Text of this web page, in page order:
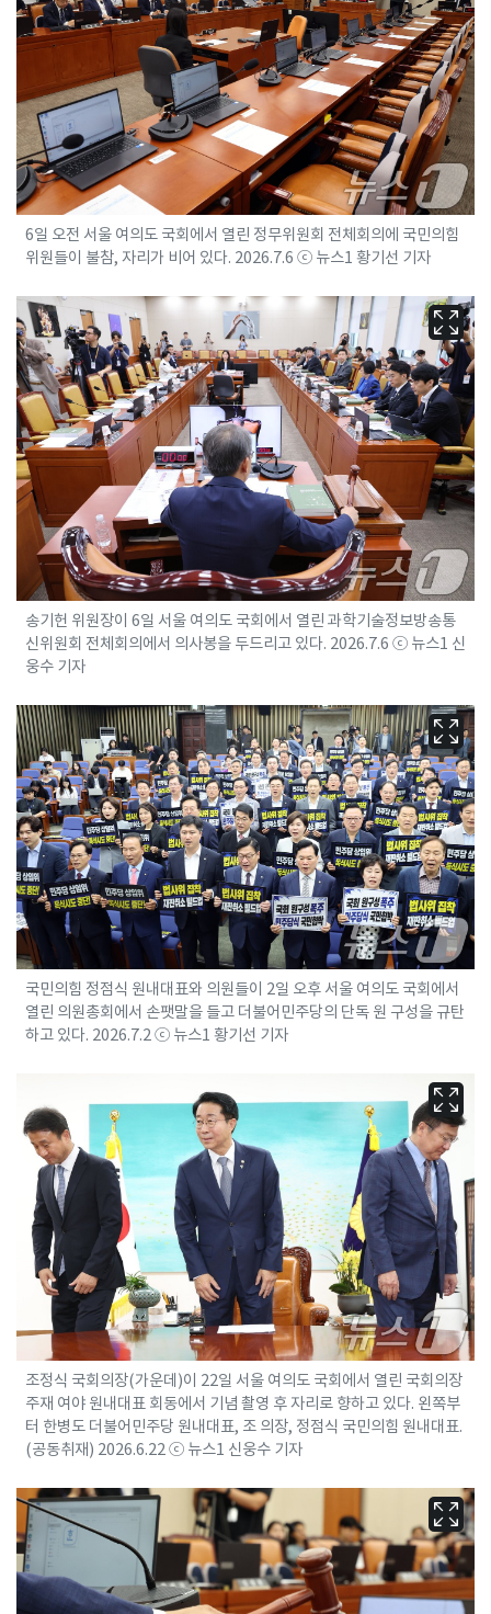
6일 오전 서울 여의도 국회에서 열린 정무위원회 전체회의에 국민의힘
위원들이 불참, 자리가 비어 있다. 2026.7.6 ⓒ 뉴스1 황기선 기자
송기헌 위원장이 6일 서울 여의도 국회에서 열린 과학기술정보방송통
신위원회 전체회의에서 의사봉을 두드리고 있다. 2026.7.6 ⓒ 뉴스1 신
웅수 기자
국민의힘 정점식 원내대표와 의원들이 2일 오후 서울 여의도 국회에서
열린 의원총회에서 손팻말을 들고 더불어민주당의 단독 원 구성을 규탄
하고 있다. 2026.7.2 ⓒ 뉴스1 황기선 기자
조정식 국회의장(가운데)이 22일 서울 여의도 국회에서 열린 국회의장
주재 여야 원내대표 회동에서 기념 촬영 후 자리로 향하고 있다. 왼쪽부
터 한병도 더불어민주당 원내대표, 조 의장, 정점식 국민의힘 원내대표.
(공동취재) 2026.6.22 ⓒ 뉴스1 신웅수 기자